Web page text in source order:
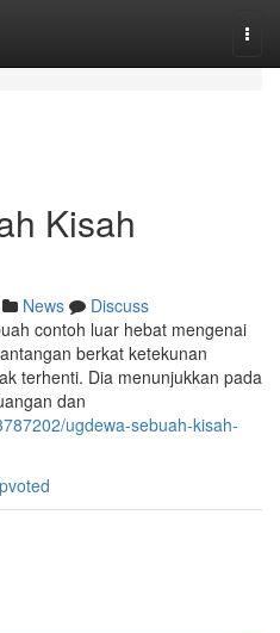
Kisah
News
Discuss
contoh luar hebat mengenai
berkat ketekunan
terhenti. Dia menunjukkan pada
dan
ugdewa-sebuah-kisah-